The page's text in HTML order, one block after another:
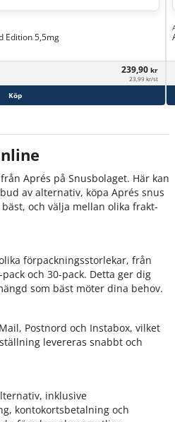
Edition 5,5mg
239,90 kr
23,99 kr/st
Köp
Aprés på Snusbolaget. Här kan
av alternativ, köpa Aprés snus
och välja mellan olika frakt-
förpackningsstorlekar, från
och 30-pack. Detta ger dig
som bäst möter dina behov.
Postnord och Instabox, vilket
levereras snabbt och
inklusive
kontokortsbetalning och